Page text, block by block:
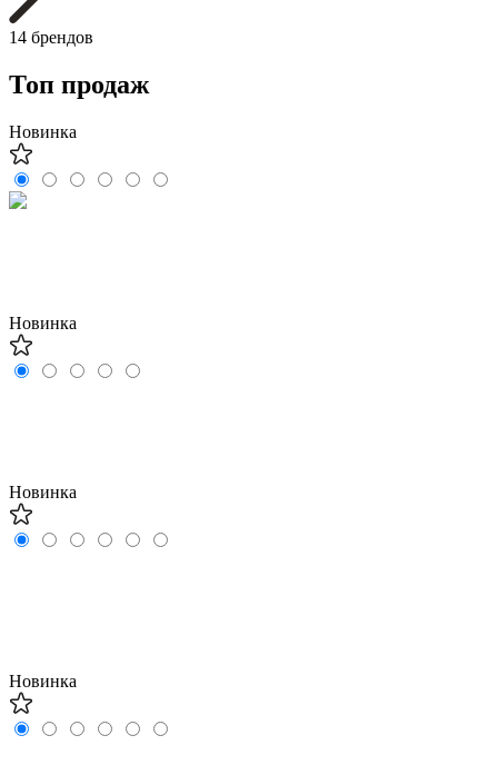
14 брендов
Топ продаж
Новинка
Новинка
Новинка
Новинка